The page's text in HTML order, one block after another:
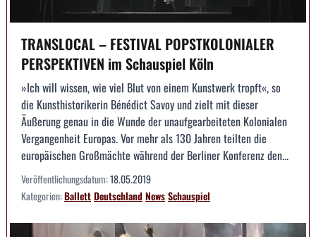
TRANSLOCAL – FESTIVAL POPSTKOLONIALER
PERSPEKTIVEN im Schauspiel Köln
»Ich will wissen, wie viel Blut von einem Kunstwerk tropft«, so
die Kunsthistorikerin Bénédict Savoy und zielt mit dieser
Äußerung genau in die Wunde der unaufgearbeiteten Kolonialen
Vergangenheit Europas. Vor mehr als 130 Jahren teilten die
europäischen Großmächte während der Berliner Konferenz den...
Veröffentlichungsdatum:18.05.2019
Kategorien:BallettDeutschlandNewsSchauspiel